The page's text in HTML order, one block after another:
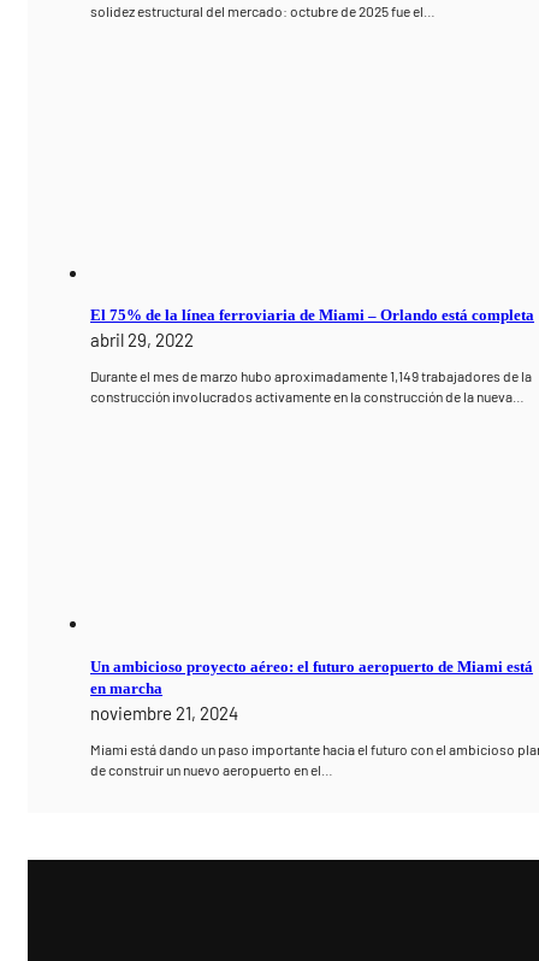
solidez estructural del mercado: octubre de 2025 fue el…
El 75% de la línea ferroviaria de Miami – Orlando está completa
abril 29, 2022
Durante el mes de marzo hubo aproximadamente 1,149 trabajadores de la
construcción involucrados activamente en la construcción de la nueva…
Un ambicioso proyecto aéreo: el futuro aeropuerto de Miami está
en marcha
noviembre 21, 2024
Miami está dando un paso importante hacia el futuro con el ambicioso
de construir un nuevo aeropuerto en el…